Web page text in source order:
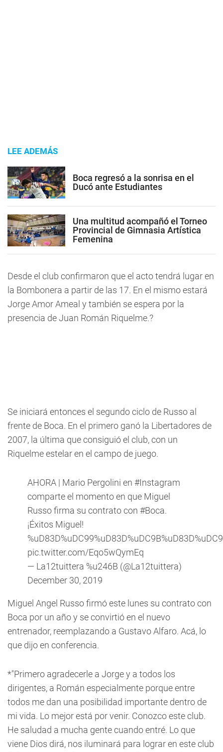
LEE ADEMÁS
Boca regresó a la sonrisa en el
Ducó ante Estudiantes
Una multitud acompañó el Torneo
Provincial de Gimnasia Artística
Femenina
Desde el club confirmaron que el acto tendrá lugar en
la Bombonera a partir de las 17. En el mismo estará
Jorge Amor Ameal y también se espera por la
presencia de Juan Román Riquelme.?
Se iniciará entonces el segundo ciclo de Russo al
frente de Boca. En el primero ganó la Libertadores de
2007, la última que consiguió el club, con un
Riquelme estelar en el campo de juego.
AHORA | Mario Pergolini en #Instagram
comparte el momento en que Miguel
Russo firma su contrato con #Boca.
¡Éxitos Miguel!
pic.twitter.com/Eqo5wQymEq
— La12tuittera %u246B (@La12tuittera)
December 30, 2019
Miguel Angel Russo firmó este lunes su contrato con
Boca por un año y se convirtió en el nuevo
entrenador, reemplazando a Gustavo Alfaro. Acá, lo
que dijo en conferencia.
*"Primero agradecerle a Jorge y a todos los
dirigentes, a Román especialmente porque entre
todos me dan una posibilidad importante dentro de
mi vida. Lo mejor está por venir. Conozco este club.
He saludad a mucha gente cuando entré. Lo que
viene Dios dirá, nos iluminará para lograr en este club